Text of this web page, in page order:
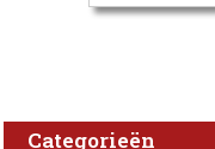
Categorieën